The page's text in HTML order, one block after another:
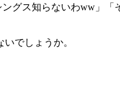
グス知らないわww」「
でしょうか。